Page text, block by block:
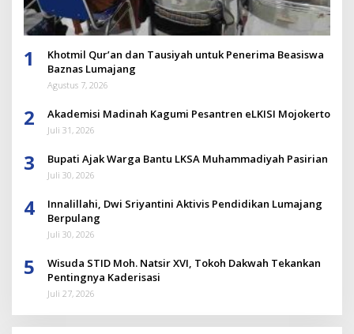
1
Khotmil Qur’an dan Tausiyah untuk Penerima Beasiswa
Baznas Lumajang
Agustus 7, 2026
2 Akademisi Madinah Kagumi Pesantren eLKISI Mojokerto
Juli 31, 2026
3 Bupati Ajak Warga Bantu LKSA Muhammadiyah Pasirian
Juli 30, 2026
4
Innalillahi, Dwi Sriyantini Aktivis Pendidikan Lumajang
Berpulang
Juli 30, 2026
5
Wisuda STID Moh. Natsir XVI, Tokoh Dakwah Tekankan
Pentingnya Kaderisasi
Juli 27, 2026